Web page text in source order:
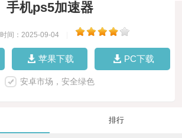
手机ps5加速器
时间：2025-09-04
苹果下载 PC下载
安卓市场，安全绿色
排行